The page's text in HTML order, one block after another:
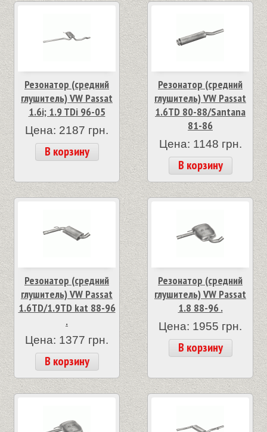
Резонатор (средний
глушитель) VW Passat
1.6i; 1.9 TDi 96-05
Цена: 2187 грн.
В корзину
Резонатор (средний
глушитель) VW Passat
1.6TD 80-88/Santana
81-86
Цена: 1148 грн.
В корзину
Резонатор (средний
глушитель) VW Passat
1.6TD/1.9TD kat 88-96
.
Цена: 1377 грн.
В корзину
Резонатор (средний
глушитель) VW Passat
1.8 88-96 .
Цена: 1955 грн.
В корзину